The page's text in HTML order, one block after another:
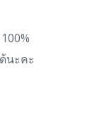
นะคะ